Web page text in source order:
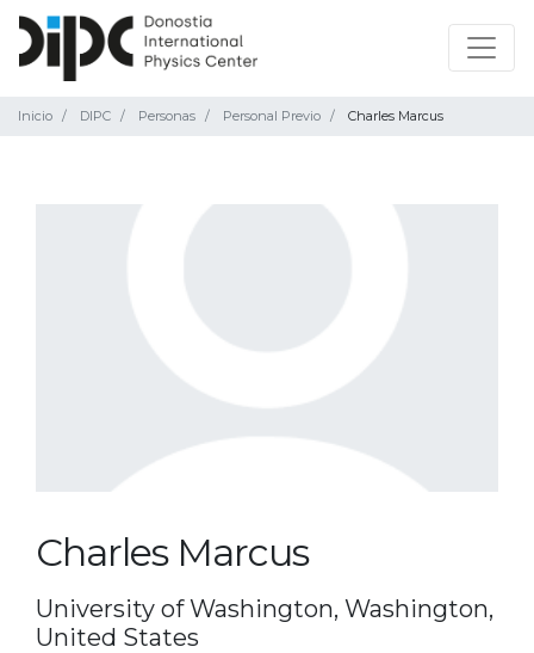
Inicio DIPC Personas Personal Previo Charles Marcus
Charles Marcus
University of Washington, Washington,
United States